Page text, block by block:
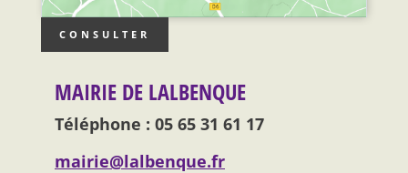
CONSULTER
MAIRIE DE LALBENQUE
Téléphone : 05 65 31 61 17
mairie@lalbenque.fr